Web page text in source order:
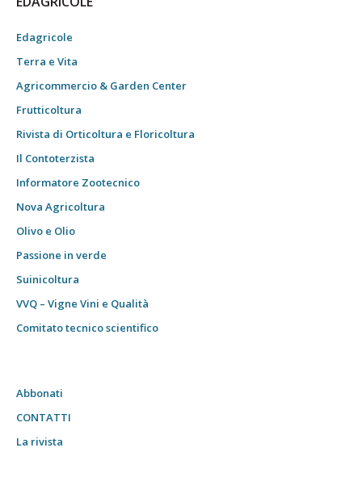
Edagricole
Terra e Vita
Agricommercio & Garden Center
Frutticoltura
Rivista di Orticoltura e Floricoltura
Il Contoterzista
Informatore Zootecnico
Nova Agricoltura
Olivo e Olio
Passione in verde
Suinicoltura
VVQ – Vigne Vini e Qualità
Comitato tecnico scientifico
Abbonati
CONTATTI
La rivista